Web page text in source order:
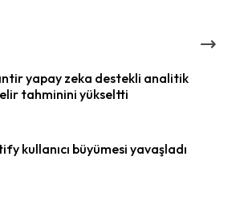
yapay zeka destekli analitik
tahminini yükseltti
kullanıcı büyümesi yavaşladı